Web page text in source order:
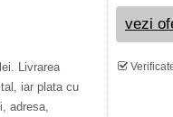
Livrarea
iar plata cu
adresa,
vezi